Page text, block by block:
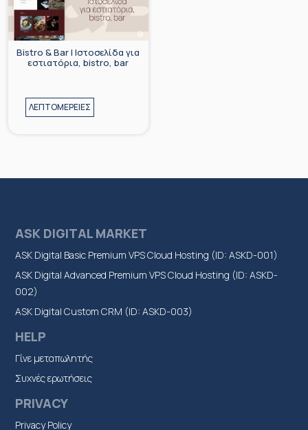
Bistro & Bar | Iστοσελίδα για
εστιατόρια, bistro, bar
ΛΕΠΤΟΜΕΡΕΙΕΣ
ASK DIGITAL MARKET
ASK Digital Basic Premium VPS Cloud Hosting (ID: ASKD-001)
ASK Digital Advanced Premium VPS Cloud Hosting (ID: ASKD-
002)
ASK Digital Custom CRM (ID: ASKD-003)
HELP
Γίνε μεταπωλητής
Συχνές ερωτήσεις
PRIVACY
Privacy Policy